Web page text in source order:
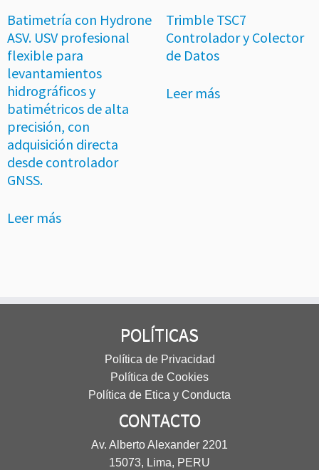
Batimetría con Hydrone
ASV. USV profesional
flexible para
levantamientos
hidrográficos y
batimétricos de alta
precisión, con
adquisición directa
desde controlador
GNSS.
Leer más
Trimble TSC7
Controlador y Colector
de Datos
Leer más
POLÍTICAS
Política de Privacidad
Política de Cookies
Política de Etica y Conducta
CONTACTO
Av. Alberto Alexander 2201
15073, Lima, PERU